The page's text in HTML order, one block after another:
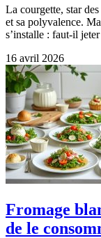
La courgette, star
et sa polyvalence.
s’installe : faut-il jeter
16 avril 2026
Fromage
de le